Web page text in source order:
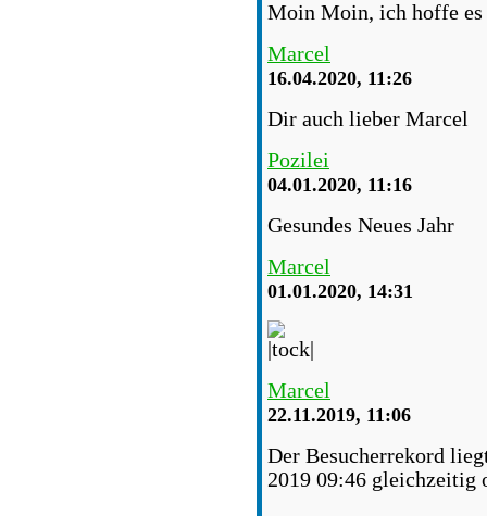
Moin Moin, ich hoffe es
Marcel
16.04.2020, 11:26
Dir auch lieber Marcel
Pozilei
04.01.2020, 11:16
Gesundes Neues Jahr
Marcel
01.01.2020, 14:31
Marcel
22.11.2019, 11:06
Der Besucherrekord
2019 09:46 gleichzeitig